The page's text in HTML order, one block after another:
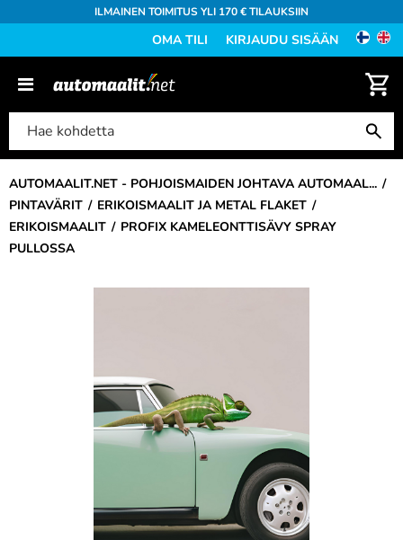
ILMAINEN TOIMITUS YLI 170 € TILAUKSIIN
OMA TILI KIRJAUDU SISÄÄN
AUTOMAALIT.NET - POHJOISMAIDEN JOHTAVA AUTOMAAL...
PINTAVÄRIT
ERIKOISMAALIT JA METAL FLAKET
ERIKOISMAALIT
PROFIX KAMELEONTTISÄVY SPRAY
PULLOSSA